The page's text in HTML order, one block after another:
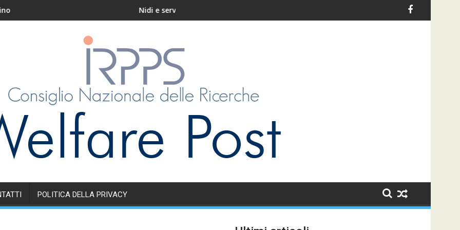
Nidi e servizi educativi per l’infanzia in Italia: un’opportunità di sviluppo per i bambini e per la collettività
POLITICA DELLA PRIVACY